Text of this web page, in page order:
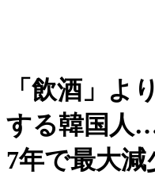
「飲酒」よ
する韓国人
7年で最大減